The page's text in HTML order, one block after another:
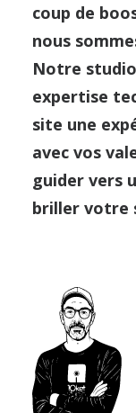
coup de
nous
Notre
expertise
site une
avec vos
guider vers
briller votre